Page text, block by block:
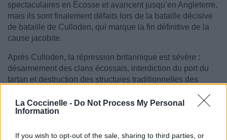
La Coccinelle - Do Not Process My Personal
Information
If you wish to opt-out of the sale, sharing to third parties, or
spectaculaires en Écosse et avancent jusqu’en Angleterre,
mais ils sont finalement défaits lors de la bataille décisive
de bataille de Culloden, qui marque la fin définitive de la
cause jacobite.
Après Culloden, la répression britannique est sévère :
désarmement des clans écossais, interdiction du port du
tartan et destruction des structures traditionnelles des
progressivement, devenant un symbole romantique de
résistance écossaise plutôt qu’une véritable force politique.